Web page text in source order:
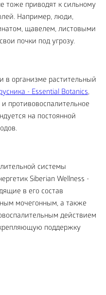
тоже приводят к сильному
Например, люди,
щавелем, листовыми
почки под угрозу.
в организме растительный
- Essential Botanics,
противовоспалительное
на постоянной
системы
Siberian Wellness -
в его состав
мочегонным, а также
действием
поддержку